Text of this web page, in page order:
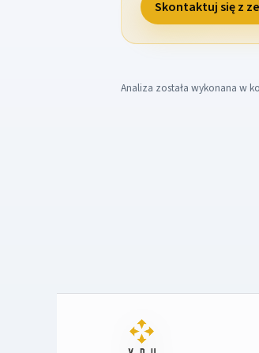
Skontaktuj się z
Analiza została wykonana w